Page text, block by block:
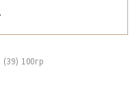
100гр